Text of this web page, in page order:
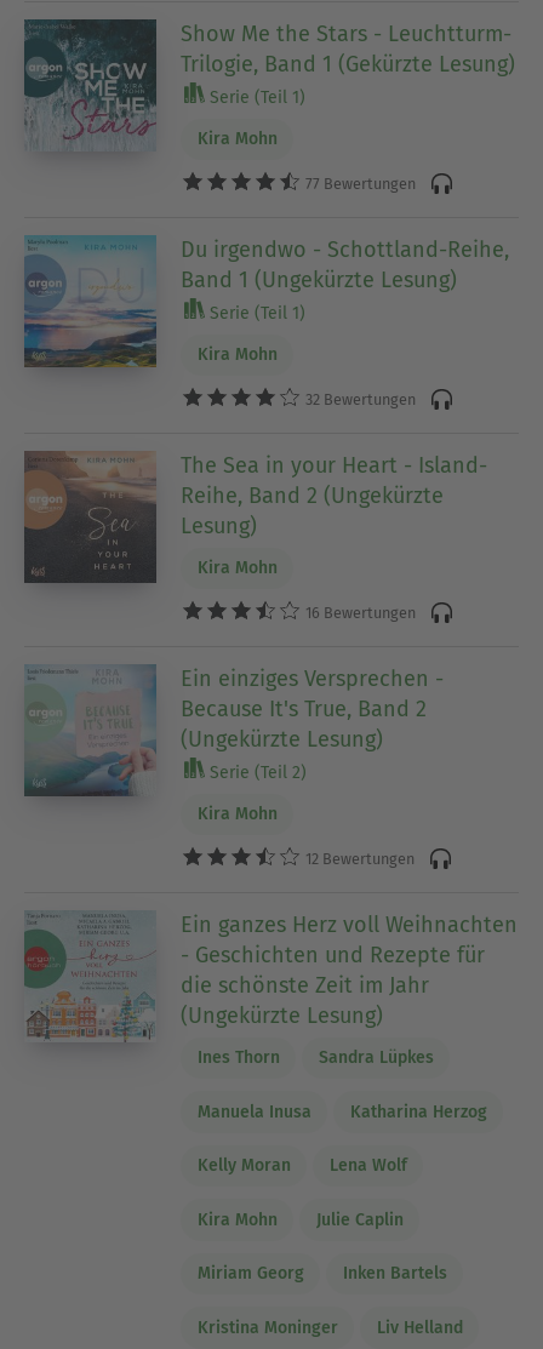
Show Me the Stars - Leuchtturm-
Trilogie, Band 1 (Gekürzte Lesung)
Serie (Teil 1)
Kira Mohn
77 Bewertungen
Du irgendwo - Schottland-Reihe,
Band 1 (Ungekürzte Lesung)
Serie (Teil 1)
Kira Mohn
32 Bewertungen
The Sea in your Heart - Island-
Reihe, Band 2 (Ungekürzte
Lesung)
Kira Mohn
16 Bewertungen
Ein einziges Versprechen -
Because It's True, Band 2
(Ungekürzte Lesung)
Serie (Teil 2)
Kira Mohn
12 Bewertungen
Ein ganzes Herz voll Weihnachten
- Geschichten und Rezepte für
die schönste Zeit im Jahr
(Ungekürzte Lesung)
Ines Thorn Sandra Lüpkes
Manuela Inusa Katharina Herzog
Kelly Moran Lena Wolf
Kira Mohn Julie Caplin
Miriam Georg Inken Bartels
Kristina Moninger Liv Helland